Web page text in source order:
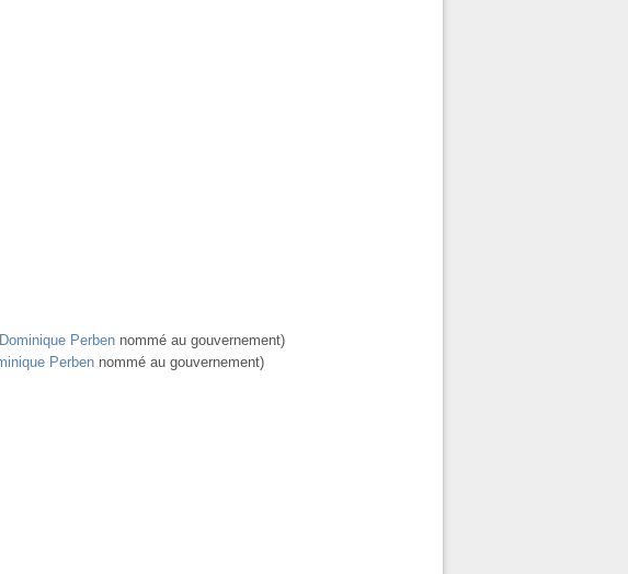
Dominique Perbennommé au gouvernement)
Perbennommé au gouvernement)